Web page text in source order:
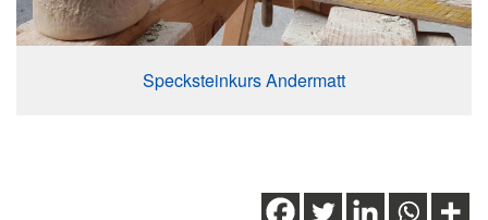
Specksteinkurs Andermatt